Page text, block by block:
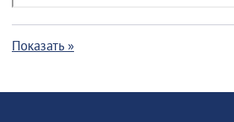
Показать »